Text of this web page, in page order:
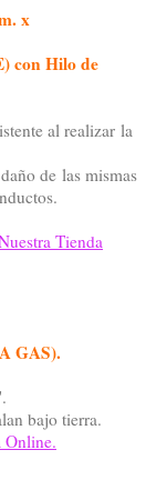
x
con Hilo de
al realizar la
de las mismas
Tienda
GAS).
bajo tierra.
Online.